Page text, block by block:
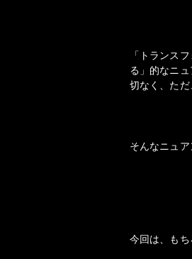
「トランス
る」的なニ
切なく、た
そんなニュ
今回は、も